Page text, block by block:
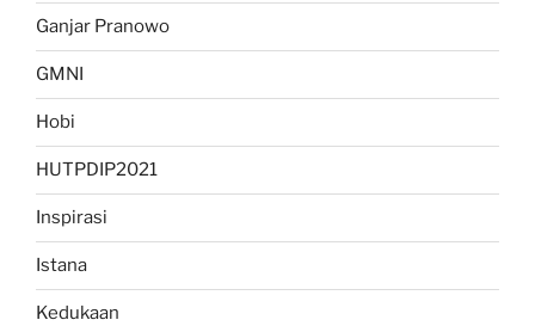
Ganjar Pranowo
GMNI
Hobi
HUTPDIP2021
Inspirasi
Istana
Kedukaan